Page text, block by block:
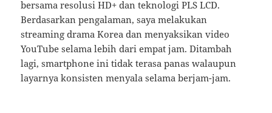
bersama resolusi HD+ dan teknologi PLS LCD.
Berdasarkan pengalaman, saya melakukan
streaming drama Korea dan menyaksikan video
YouTube selama lebih dari empat jam. Ditambah
lagi, smartphone ini tidak terasa panas walaupun
layarnya konsisten menyala selama berjam-jam.